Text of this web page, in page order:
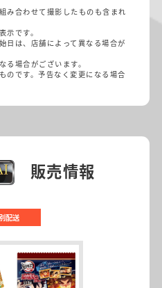
み合わせて撮影したものも含まれ
です。
日は、店舗によって異なる場合が
場合がございます。
のです。予告なく変更になる場合
販売情報
配送